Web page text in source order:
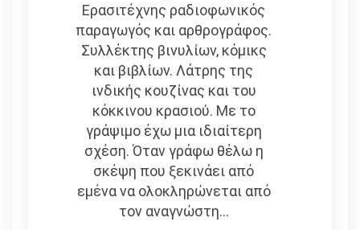
Ερασιτέχνης ραδιοφωνικός
παραγωγός και αρθρογράφος.
Συλλέκτης βινυλίων, κόμικς
και βιβλίων. Λάτρης της
ινδικής κουζίνας και του
κόκκινου κρασιού. Με το
γράψιμο έχω μια ιδιαίτερη
σχέση. Όταν γράφω θέλω η
σκέψη που ξεκινάει από
εμένα να ολοκληρώνεται από
τον αναγνώστη...